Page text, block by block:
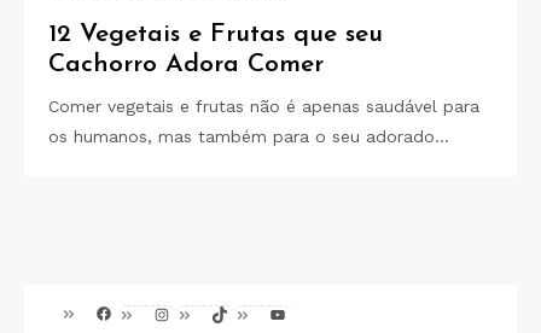
12 Vegetais e Frutas que seu
Cachorro Adora Comer
Comer vegetais e frutas não é apenas saudável para
os humanos, mas também para o seu adorado…
FacebookInstagramTikTok Youtube